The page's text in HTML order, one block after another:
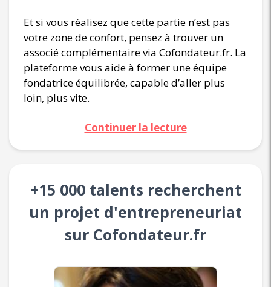
Et si vous réalisez que cette partie n’est pas
votre zone de confort, pensez à trouver un
associé complémentaire via Cofondateur.fr. La
plateforme vous aide à former une équipe
fondatrice équilibrée, capable d’aller plus
loin, plus vite.
Continuer la lecture
+15 000 talents recherchent
un projet d'entrepreneuriat
sur Cofondateur.fr